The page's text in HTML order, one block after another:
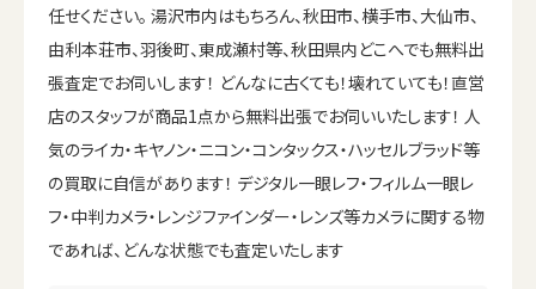
任せください。 湯沢市内はもちろん、秋田市、横手市、大仙市、
由利本荘市、羽後町、東成瀬村等、秋田県内どこへでも無料出
張査定でお伺いします！ どんなに古くても！壊れていても！直営
店のスタッフが商品1点から無料出張でお伺いいたします！ 人
気のライカ・キヤノン・ニコン・コンタックス・ハッセルブラッド等
の買取に自信があります！ デジタル一眼レフ・フィルム一眼レ
フ・中判カメラ・レンジファインダー・レンズ等カメラに関する物
であれば、どんな状態でも査定いたします